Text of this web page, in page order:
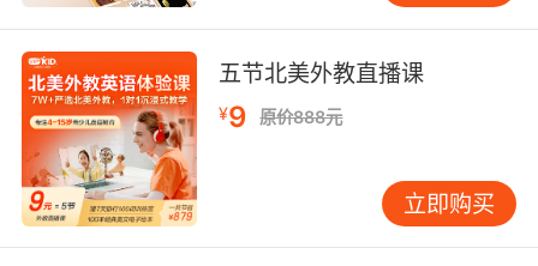
10岁英语学习选择线上培训班一定要根据孩子的
学习特点来，并且也要看机构的专业性、成立时
间、教学经验、教材选用以及课程安排等等，当
然也要看孩子对这样的课程适应情况如何，选择
一家孩子喜欢的他们的学习会更加高效。
五节北美外教直播课
¥9 原价888元
立即购买